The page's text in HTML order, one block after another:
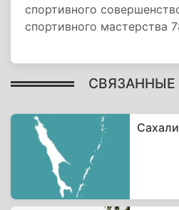
спортивного
спортивного мастерства
СВЯЗАННЫЕ